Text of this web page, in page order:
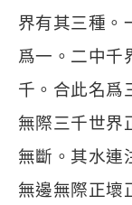
界有其三種。
爲一。二中千
千。合此名爲
無際三千世界
無斷。其水連
無邊無際正壞